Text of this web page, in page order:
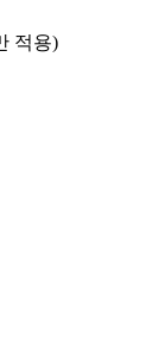
적용)